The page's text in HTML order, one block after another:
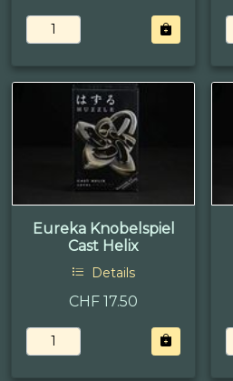
Eureka Knobelspiel
Cast Helix
Details
CHF 17.50